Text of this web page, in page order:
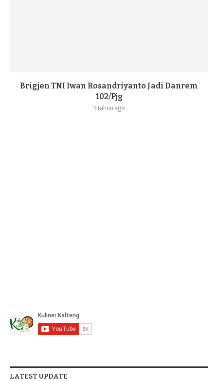
Brigjen TNI Iwan Rosandriyanto Jadi Danrem
102/Pjg
3 tahun ago
LATEST UPDATE